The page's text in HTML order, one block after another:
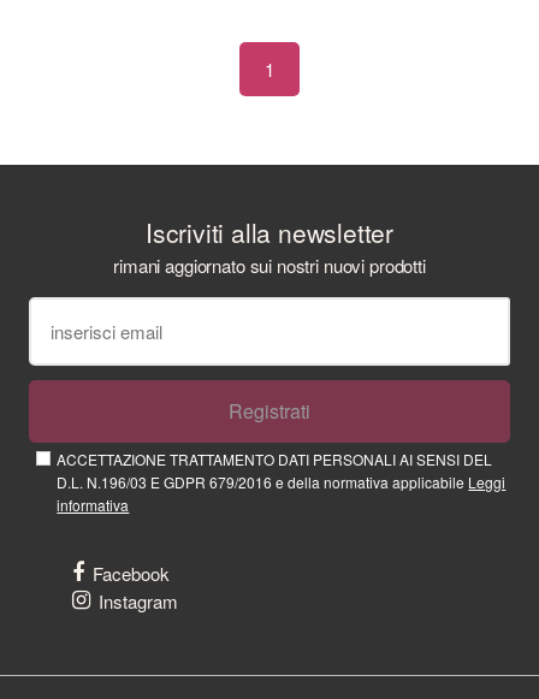
1
Iscriviti alla newsletter
rimani aggiornato sui nostri nuovi prodotti
Registrati
ACCETTAZIONE TRATTAMENTO DATI PERSONALI AI SENSI DEL
D.L. N.196/03 E GDPR 679/2016 e della normativa applicabile Leggi
informativa
Facebook
Instagram